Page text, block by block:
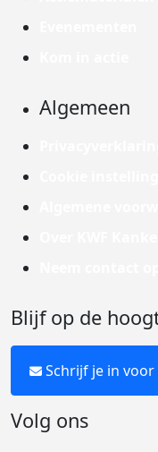
Algemeen
Blijf op de
Schrijf je in
Volg ons